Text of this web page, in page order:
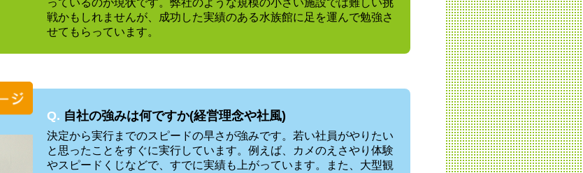
っているのが現状です。弊社のような規模の小さい施設では難しい挑
戦かもしれませんが、成功した実績のある水族館に足を運んで勉強さ
せてもらっています。
Q. 自社の強みは何ですか(経営理念や社風)
決定から実行までのスピードの早さが強みです。若い社員がやりたい
と思ったことをすぐに実行しています。例えば、カメのえさやり体験
やスピードくじなどで、すでに実績も上がっています。また、大型観